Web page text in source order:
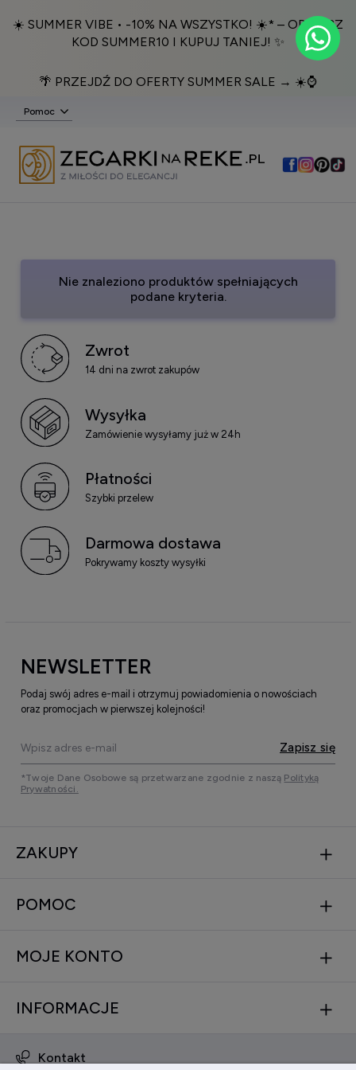
☀️ SUMMER VIBE • -10% NA WSZYSTKO! ☀️* – ODBIERZ
KOD SUMMER10 I KUPUJ TANIEJ! ✨
🌴 PRZEJDŹ DO OFERTY SUMMER SALE → ☀️⌚️
Pomoc
Nie znaleziono produktów spełniających
podane kryteria.
Zwrot
14 dni na zwrot zakupów
Wysyłka
Zamówienie wysyłamy już w 24h
Płatności
Szybki przelew
Darmowa dostawa
Pokrywamy koszty wysyłki
NEWSLETTER
Podaj swój adres e-mail i otrzymuj powiadomienia o nowościach
oraz promocjach w pierwszej kolejności!
Zapisz się
*Twoje Dane Osobowe są przetwarzane zgodnie z naszą Polityką
Prywatności.
ZAKUPY
POMOC
MOJE KONTO
INFORMACJE
Kontakt